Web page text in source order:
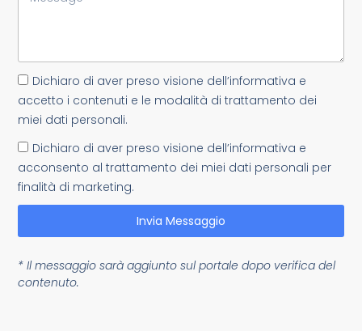
Dichiaro di aver preso visione dell’informativa e
accetto i contenuti e le modalità di trattamento dei
miei dati personali.
Dichiaro di aver preso visione dell’informativa e
acconsento al trattamento dei miei dati personali per
finalità di marketing.
Invia Messaggio
* Il messaggio sarà aggiunto sul portale dopo verifica del
contenuto.